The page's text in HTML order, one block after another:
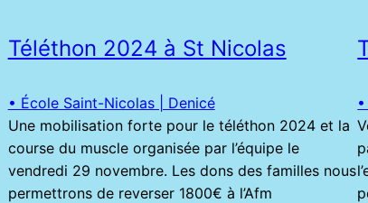
Téléthon 2024 à St Nicolas
• École Saint-Nicolas | Denicé
Une mobilisation forte pour le téléthon 2024 et la
course du muscle organisée par l’équipe le
vendredi 29 novembre. Les dons des familles nous
permettrons de reverser 1800€ à l’Afm